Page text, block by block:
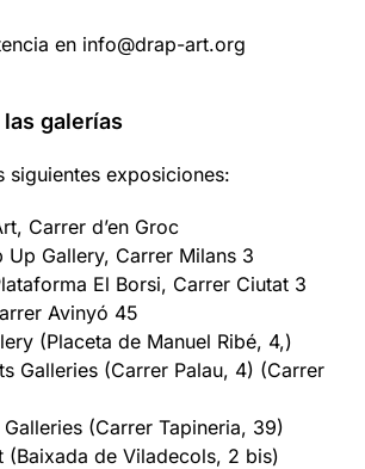
en info@drap-art.org
galerías
siguientes exposiciones:
Carrer d’en Groc
Up Gallery, Carrer Milans 3
El Borsi, Carrer Ciutat 3
Avinyó 45
(Placeta de Manuel Ribé, 4,)
Galleries (Carrer Palau, 4) (Carrer
(Carrer Tapineria, 39)
(Baixada de Viladecols, 2 bis)